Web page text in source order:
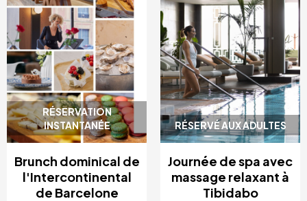
RÉSERVATION
INSTANTANÉE
Brunch dominical de
l'Intercontinental
de Barcelone
RÉSERVÉ AUX ADULTES
Journée de spa avec
massage relaxant à
Tibidabo